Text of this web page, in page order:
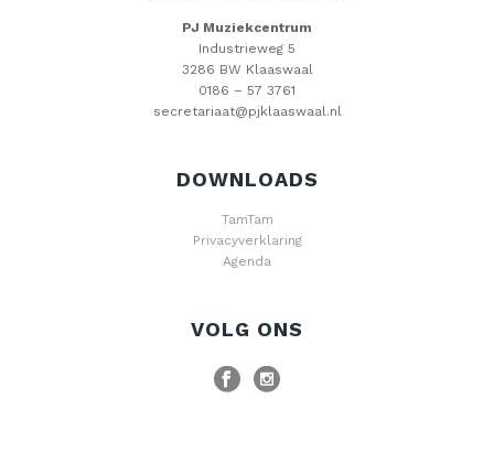
PJ Muziekcentrum
Industrieweg 5
3286 BW Klaaswaal
0186 – 57 3761
secretariaat@pjklaaswaal.nl
DOWNLOADS
TamTam
Privacyverklaring
Agenda
VOLG ONS